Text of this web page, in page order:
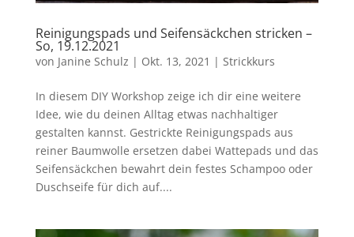
Reinigungspads und Seifensäckchen stricken –
So, 19.12.2021
von Janine Schulz | Okt. 13, 2021 | Strickkurs
In diesem DIY Workshop zeige ich dir eine weitere
Idee, wie du deinen Alltag etwas nachhaltiger
gestalten kannst. Gestrickte Reinigungspads aus
reiner Baumwolle ersetzen dabei Wattepads und das
Seifensäckchen bewahrt dein festes Schampoo oder
Duschseife für dich auf....